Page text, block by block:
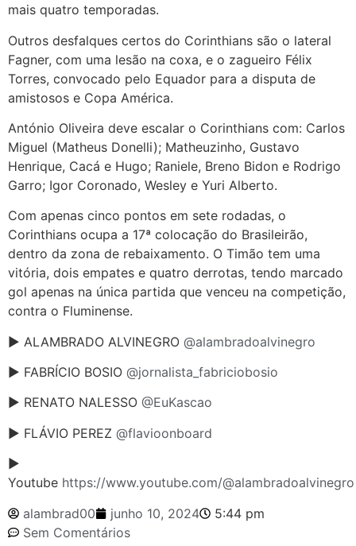
mais quatro temporadas.
Outros desfalques certos do Corinthians são o lateral
Fagner, com uma lesão na coxa, e o zagueiro Félix
Torres, convocado pelo Equador para a disputa de
amistosos e Copa América.
António Oliveira deve escalar o Corinthians com: Carlos
Miguel (Matheus Donelli); Matheuzinho, Gustavo
Henrique, Cacá e Hugo; Raniele, Breno Bidon e Rodrigo
Garro; Igor Coronado, Wesley e Yuri Alberto.
Com apenas cinco pontos em sete rodadas, o
Corinthians ocupa a 17ª colocação do Brasileirão,
dentro da zona de rebaixamento. O Timão tem uma
vitória, dois empates e quatro derrotas, tendo marcado
gol apenas na única partida que venceu na competição,
contra o Fluminense.
► ALAMBRADO ALVINEGRO @alambradoalvinegro
► FABRÍCIO BOSIO @jornalista_fabriciobosio
► RENATO NALESSO @EuKascao
► FLÁVIO PEREZ @flavioonboard
►
Youtube https://www.youtube.com/@alambradoalvinegro
alambrad00
junho 10, 2024
5:44 pm
Sem Comentários